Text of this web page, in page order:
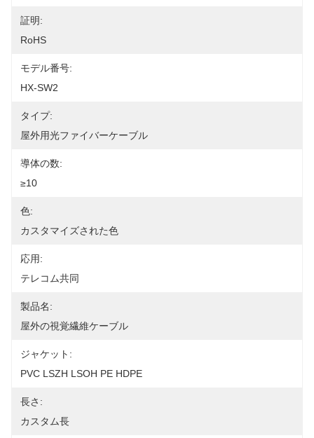
証明:
RoHS
モデル番号:
HX-SW2
タイプ:
屋外用光ファイバーケーブル
導体の数:
≥10
色:
カスタマイズされた色
応用:
テレコム共同
製品名:
屋外の視覚繊維ケーブル
ジャケット:
PVC LSZH LSOH PE HDPE
長さ:
カスタム長